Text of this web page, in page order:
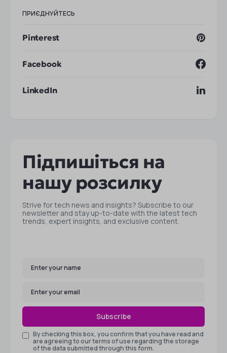
ПРИЄДНУЙТЕСЬ
Pinterest
Facebook
LinkedIn
Підпишіться на
нашу розсилку
Strive for tech news and insights? Subscribe to our
newsletter and stay up-to-date with the latest tech
trends, expert insights, and exclusive content.
Subscribe
By checking this box, you confirm that you have read and
are agreeing to our terms of use regarding the storage
of the data submitted through this form.